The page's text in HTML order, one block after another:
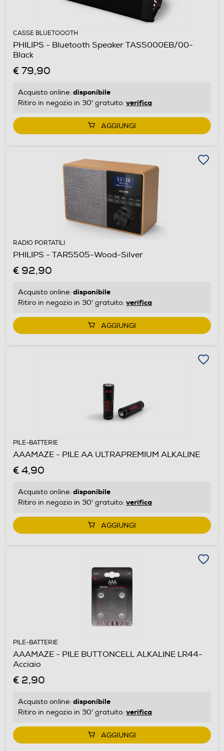
CASSE BLUETOOOTH
PHILIPS - Bluetooth Speaker TAS5000EB/00-
Black
€ 79,90
Acquisto online: disponibile
Ritiro in negozio in 30' gratuito: verifica
AGGIUNGI
RADIO PORTATILI
PHILIPS - TAR5505-Wood-Silver
€ 92,90
Acquisto online: disponibile
Ritiro in negozio in 30' gratuito: verifica
AGGIUNGI
PILE-BATTERIE
AAAMAZE - PILE AA ULTRAPREMIUM ALKALINE
€ 4,90
Acquisto online: disponibile
Ritiro in negozio in 30' gratuito: verifica
AGGIUNGI
PILE-BATTERIE
AAAMAZE - PILE BUTTONCELL ALKALINE LR44-
Acciaio
€ 2,90
Acquisto online: disponibile
Ritiro in negozio in 30' gratuito: verifica
AGGIUNGI